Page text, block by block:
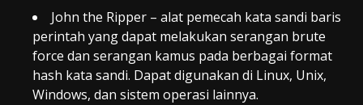
John the Ripper – alat pemecah kata sandi baris
perintah yang dapat melakukan serangan brute
force dan serangan kamus pada berbagai format
hash kata sandi. Dapat digunakan di Linux, Unix,
Windows, dan sistem operasi lainnya.